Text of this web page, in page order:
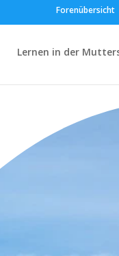
Forenübersicht
Lernen in der